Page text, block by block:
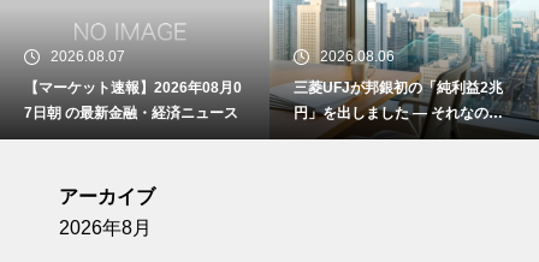
】2026年08月0
・経済ニュース
三菱UFJが邦銀初の「純利益2兆
円」を出しました ― それなの
に、銀行株の割安はもう消えてい
2026.08.06
【マーケット
6日朝 の最新金
アーカイブ
2026年8月